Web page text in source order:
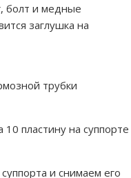
болт и медные
заглушка на
трубки
пластину на
и снимаем его